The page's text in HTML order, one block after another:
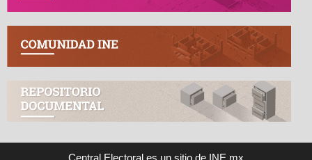
Central Electoral es un sitio de INE.mx